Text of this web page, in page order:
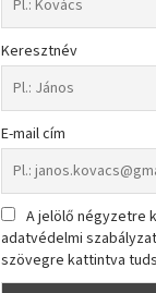
Keresztnév
E-mail cím
A jelölő négyzetre
adatvédelmi
szövegre kattintva